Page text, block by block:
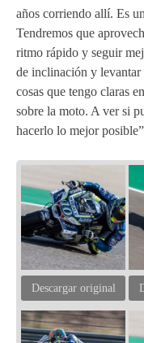
años corriendo allí. Es
Tendremos que
ritmo rápido y seguir
de inclinación y
cosas que tengo claras
sobre la moto. A ver si
hacerlo lo mejor
Descargar original